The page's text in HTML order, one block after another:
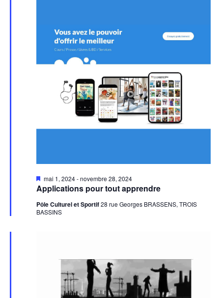
Applications pour tout apprendre
Mis
en
avant
mai 1, 2024-novembre 28, 2024
Pôle Culturel et Sportif28 rue Georges BRASSENS, TROIS
BASSINS